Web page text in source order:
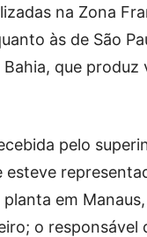
na Zona
às de São
que produz
pelo
esteve
em
o